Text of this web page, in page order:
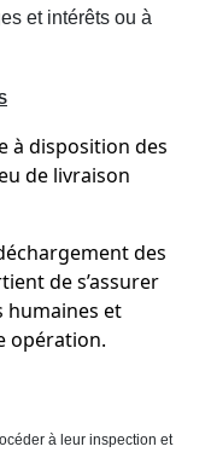
et intérêts ou à
à disposition des
de livraison
des
de s’assurer
humaines et
opération.
à leur inspection et